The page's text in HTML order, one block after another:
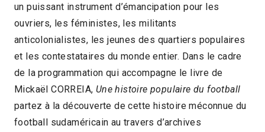
un puissant instrument d’émancipation pour les
ouvriers, les féministes, les militants
anticolonialistes, les jeunes des quartiers populaires
et les contestataires du monde entier. Dans le cadre
de la programmation qui accompagne le livre de
Mickaël CORREIA, Une histoire populaire du football
partez à la découverte de cette histoire méconnue du
football sudaméricain au travers d’archives